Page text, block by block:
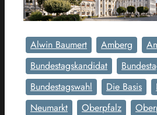
Alwin Baumert Amberg
Bundestagskandidat
Bundestagswahl
Die Basis
Neumarkt
Oberpfalz